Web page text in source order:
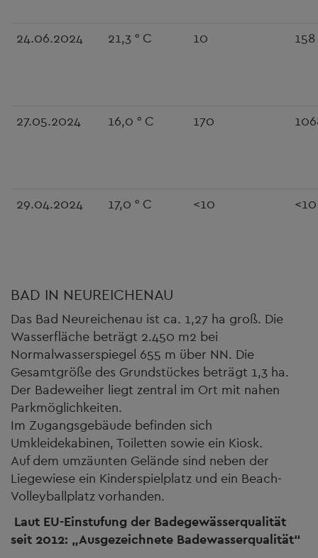
24.06.2024 21,3 ° C 10 158
27.05.2024 16,0 ° C 170
29.04.2024 17,0 ° C <10 <10
BAD IN NEUREICHENAU
Das Bad Neureichenau ist ca. 1,27 ha groß. Die
Wasserfläche beträgt 2.450 m2 bei
Normalwasserspiegel 655 m über NN. Die
Gesamtgröße des Grundstückes beträgt 1,3 ha.
Der Badeweiher liegt zentral im Ort mit nahen
Parkmöglichkeiten.
Im Zugangsgebäude befinden sich
Umkleidekabinen, Toiletten sowie ein Kiosk.
Auf dem umzäunten Gelände sind neben der
Liegewiese ein Kinderspielplatz und ein Beach-
Volleyballplatz vorhanden.
Laut EU-Einstufung der Badegewässerqualität
seit 2012: „Ausgezeichnete Badewasserqualität“